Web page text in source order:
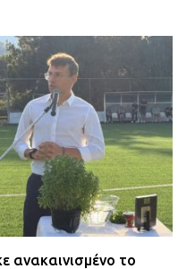
ανακαινισμένο το